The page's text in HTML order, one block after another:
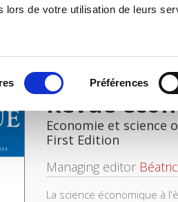
lors de votre utilisation de leurs
Préférences
Revue
Economie et science
First Edition
Managing editor
La science économique à